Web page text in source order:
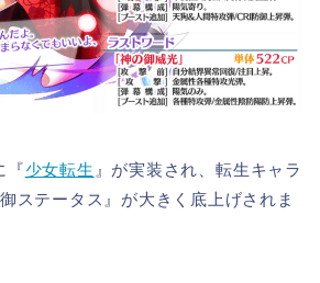
『少女転生 』が実装され、転生キャラ
ステータス』が大きく底上げされま